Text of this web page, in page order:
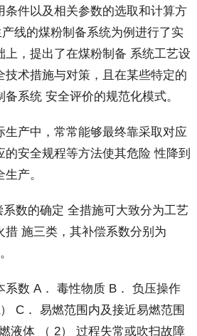
条件以及相关参数的选取和计算方
线的煤粉制备系统为例进行了实
上，提出了在煤粉制备 系统工艺设
技术措施与对策，且在某些特定的
系统 安全评价的规范化模式。
产中，常常能够最终靠采取对应
的安全规程等方法使其危险 性降到
产。
数的确定 全措施可大致分为工艺
措 施三类，其补偿系数分别为
数 A． 毒性物质 B． 负压操作
C． 易燃范围内及接近易燃范围
液体 （ 2） 过程失常或吹扫故障